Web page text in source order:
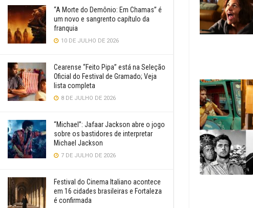
“A Morte do Demônio: Em Chamas” é
um novo e sangrento capítulo da
franquia
10 DE JULHO DE 2026
Cearense “Feito Pipa” está na Seleção
Oficial do Festival de Gramado; Veja
lista completa
8 DE JULHO DE 2026
“Michael”: Jafaar Jackson abre o jogo
sobre os bastidores de interpretar
Michael Jackson
7 DE JULHO DE 2026
Festival do Cinema Italiano acontece
em 16 cidades brasileiras e Fortaleza
é confirmada